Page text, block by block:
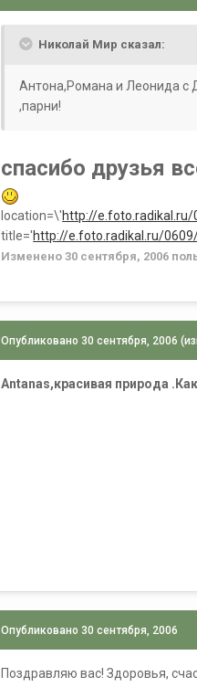
Николай Мир сказал:
Антона,Романа и Леонида с
,парни!
спасибо друзья
location=\'http://
title='http://e.foto.radikal.ru/
Изменено 30 сентября, 2006
Опубликовано 30 сентября, 2006
Antanas,красивая природа
Опубликовано 30 сентября, 2006
Поздравляю вас! Здоровья,